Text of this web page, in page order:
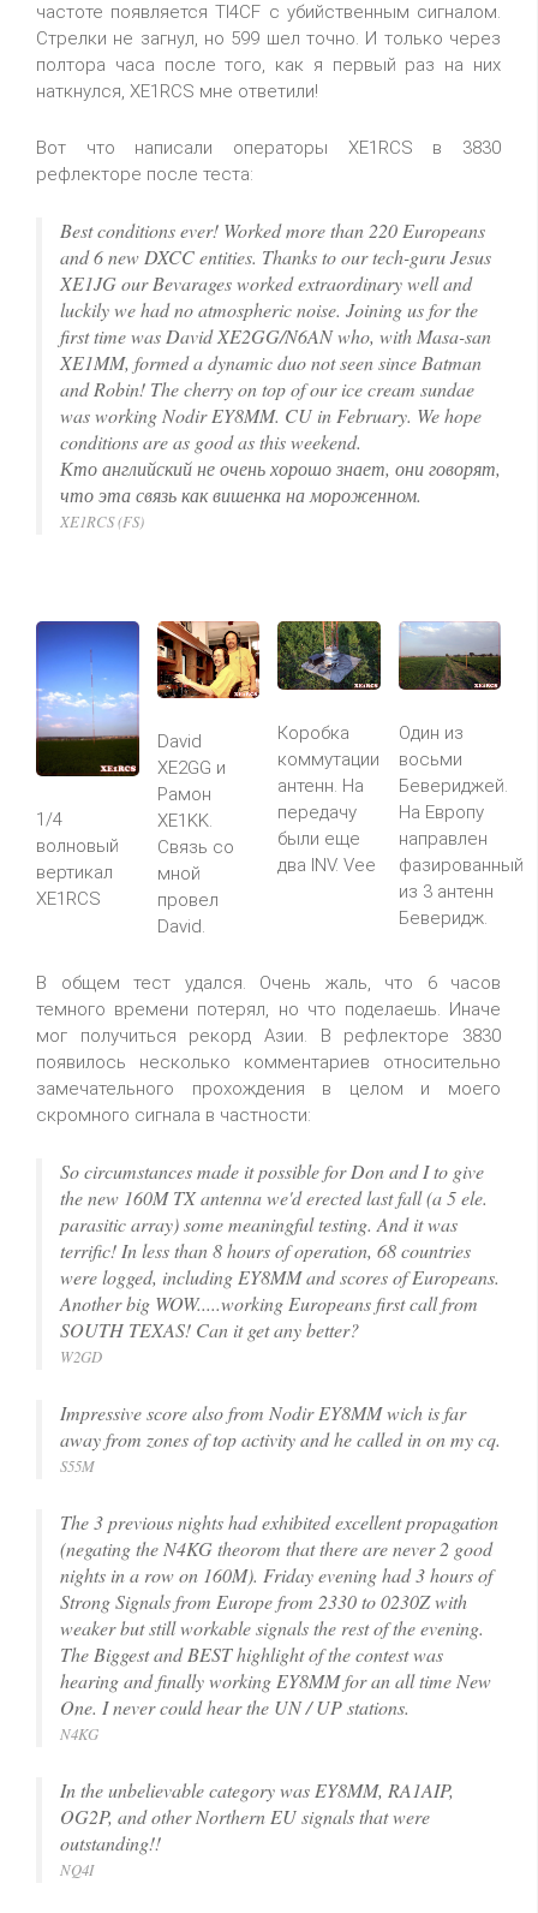
частоте появляется TI4CF с убийственным сигналом.
Стрелки не загнул, но 599 шел точно. И только через
полтора часа после того, как я первый раз на них
наткнулся, XE1RCS мне ответили!
Вот что написали операторы XE1RCS в 3830
рефлекторе после теста:
Best conditions ever! Worked more than 220 Europeans
and 6 new DXCC entities. Thanks to our tech-guru Jesus
XE1JG our Bevarages worked extraordinary well and
luckily we had no atmospheric noise. Joining us for the
first time was David XE2GG/N6AN who, with Masa-san
XE1MM, formed a dynamic duo not seen since Batman
and Robin! The cherry on top of our ice cream sundae
was working Nodir EY8MM. CU in February. We hope
conditions are as good as this weekend.
Кто английский не очень хорошо знает, они говорят,
что эта связь как вишенка на мороженном.
XE1RCS (FS)
1/4
волновый
вертикал
XE1RCS
David
XE2GG и
Рамон
XE1KK.
Связь со
мной
провел
David.
Коробка
коммутации
антенн. На
передачу
были еще
два INV. Vee
Один из
восьми
Бевериджей.
На Европу
направлен
фазированный
из 3 антенн
Беверидж.
В общем тест удался. Очень жаль, что 6 часов
темного времени потерял, но что поделаешь. Иначе
мог получиться рекорд Азии. В рефлекторе 3830
появилось несколько комментариев относительно
замечательного прохождения в целом и моего
скромного сигнала в частности:
So circumstances made it possible for Don and I to give
the new 160M TX antenna we'd erected last fall (a 5 ele.
parasitic array) some meaningful testing. And it was
terrific! In less than 8 hours of operation, 68 countries
were logged, including EY8MM and scores of Europeans.
Another big WOW.....working Europeans first call from
SOUTH TEXAS! Can it get any better?
W2GD
Impressive score also from Nodir EY8MM wich is far
away from zones of top activity and he called in on my cq.
S55M
The 3 previous nights had exhibited excellent propagation
(negating the N4KG theorom that there are never 2 good
nights in a row on 160M). Friday evening had 3 hours of
Strong Signals from Europe from 2330 to 0230Z with
weaker but still workable signals the rest of the evening.
The Biggest and BEST highlight of the contest was
hearing and finally working EY8MM for an all time New
One. I never could hear the UN / UP stations.
N4KG
In the unbelievable category was EY8MM, RA1AIP,
OG2P, and other Northern EU signals that were
outstanding!!
NQ4I